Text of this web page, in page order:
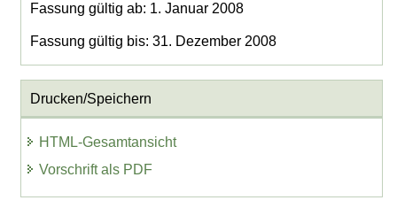
Fassung gültig ab: 1. Januar 2008
Fassung gültig bis: 31. Dezember 2008
Drucken/Speichern
HTML-Gesamtansicht
Vorschrift als PDF